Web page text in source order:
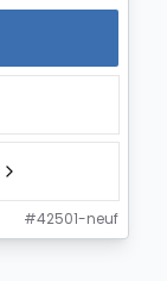
#42501-neuf